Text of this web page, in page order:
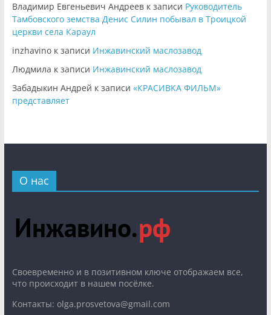
Владимир Евгеньевич Андреевк записи Руководитель
Тамбовского земства Денис Силин побывал в Троицкой
церкви села Караул
inzhavinoк записи Инжавинский маслозавод
Людмила к записи Инжавинский маслозавод
Забадыкин Андрей к записи «КРАСИВКА ФИЛЬМ»
представляет
О нас
Cвоевременно и в позитивном ключе отображаем все,
что происходит в нашем посёлке.
Контакты: olga.prosvetova@gmail.com